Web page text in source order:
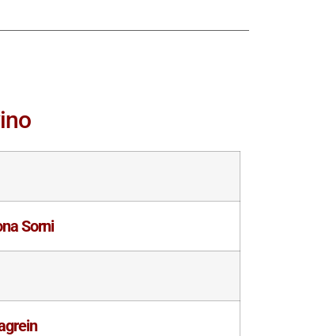
Sorni